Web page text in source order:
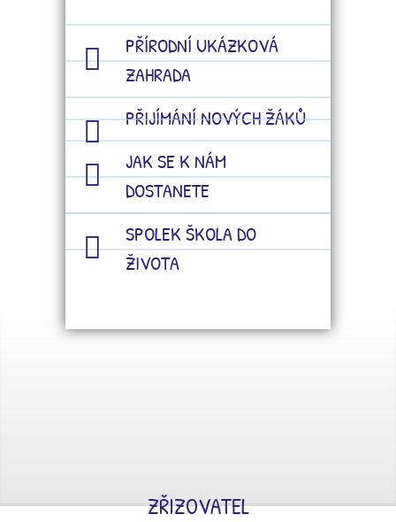
PŘÍRODNÍ UKÁZKOVÁ
ZAHRADA
PŘIJÍMÁNÍ NOVÝCH ŽÁKŮ
JAK SE K NÁM
DOSTANETE
SPOLEK ŠKOLA DO
ŽIVOTA
ZŘIZOVATEL